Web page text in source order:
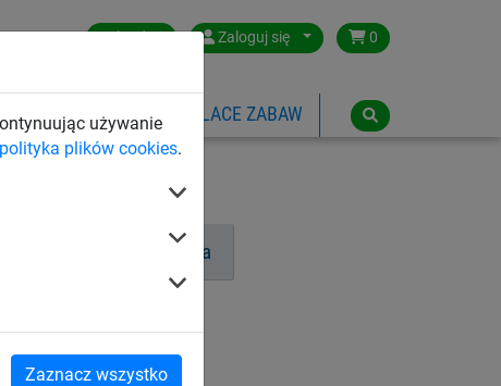
używanie
polityka plików cookies.
Zaznacz wszystko
Poland Zaloguj się 0
LINOWE PLACE ZABAW
Akcesoria